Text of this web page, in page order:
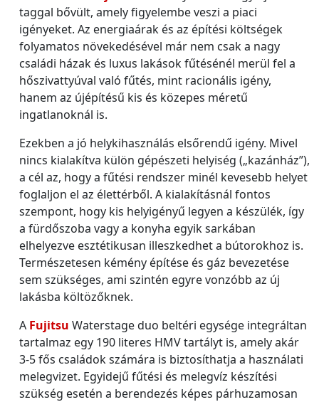
taggal bővült, amely figyelembe veszi a piaci
igényeket. Az energiaárak és az építési költségek
folyamatos növekedésével már nem csak a nagy
családi házak és luxus lakások fűtésénél merül fel a
hőszivattyúval való fűtés, mint racionális igény,
hanem az újépítésű kis és közepes méretű
ingatlanoknál is.
Ezekben a jó helykihasználás elsőrendű igény. Mivel
nincs kialakítva külön gépészeti helyiség („kazánház”),
a cél az, hogy a fűtési rendszer minél kevesebb helyet
foglaljon el az élettérből. A kialakításnál fontos
szempont, hogy kis helyigényű legyen a készülék, így
a fürdőszoba vagy a konyha egyik sarkában
elhelyezve esztétikusan illeszkedhet a bútorokhoz is.
Természetesen kémény építése és gáz bevezetése
sem szükséges, ami szintén egyre vonzóbb az új
lakásba költözőknek.
A Fujitsu Waterstage duo beltéri egysége integráltan
tartalmaz egy 190 literes HMV tartályt is, amely akár
3-5 fős családok számára is biztosíthatja a használati
melegvizet. Egyidejű fűtési és melegvíz készítési
szükség esetén a berendezés képes párhuzamosan